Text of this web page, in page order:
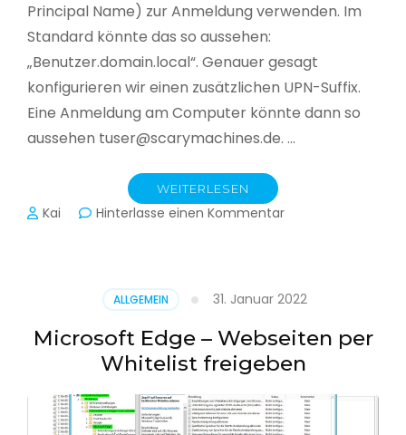
Principal Name) zur Anmeldung verwenden. Im
Standard könnte das so aussehen:
„Benutzer.domain.local“. Genauer gesagt
konfigurieren wir einen zusätzlichen UPN-Suffix.
Eine Anmeldung am Computer könnte dann so
aussehen tuser@scarymachines.de. …
WEITERLESEN
Kai Hinterlasse einen Kommentarzu
(UPN)
im
Active
Directory
ALLGEMEIN 31. Januar 2022
Microsoft Edge – Webseiten per
Whitelist freigeben